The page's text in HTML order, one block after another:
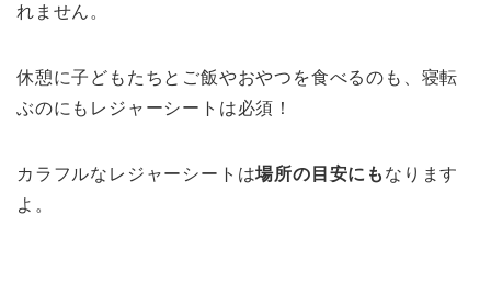
れません。
休憩に子どもたちとご飯やおやつを食べるのも、寝転
ぶのにもレジャーシートは必須！
カラフルなレジャーシートは場所の目安にも なります
よ。